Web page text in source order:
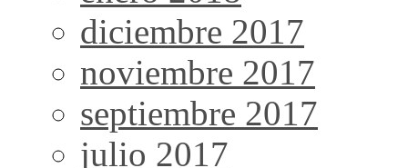
diciembre 2017
noviembre 2017
septiembre 2017
julio 2017